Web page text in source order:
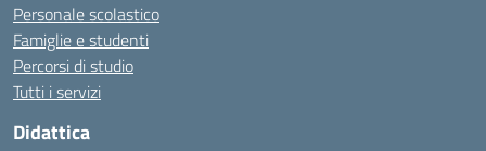
Personale scolastico
Famiglie e studenti
Percorsi di studio
Tutti i servizi
Didattica